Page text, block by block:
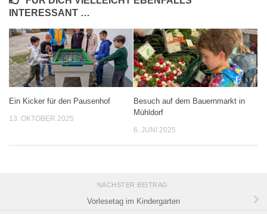
INTERESSANT …
Ein Kicker für den Pausenhof
13. OKTOBER 2025
Besuch auf dem Bauernmarkt in
Mühldorf
6. JUNI 2025
NÄCHSTER BEITRAG
Vorlesetag im Kindergarten